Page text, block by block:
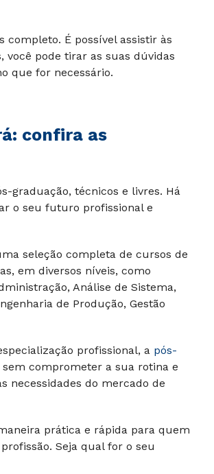
completo. É possível assistir às
você pode tirar as suas dúvidas
que for necessário.
: confira as
graduação, técnicos e livres. Há
o seu futuro profissional e
seleção completa de cursos de
em diversos níveis, como
Análise de Sistema,
de Produção, Gestão
profissional, a pós-
sem comprometer a sua rotina e
necessidades do mercado de
prática e rápida para quem
Seja qual for o seu